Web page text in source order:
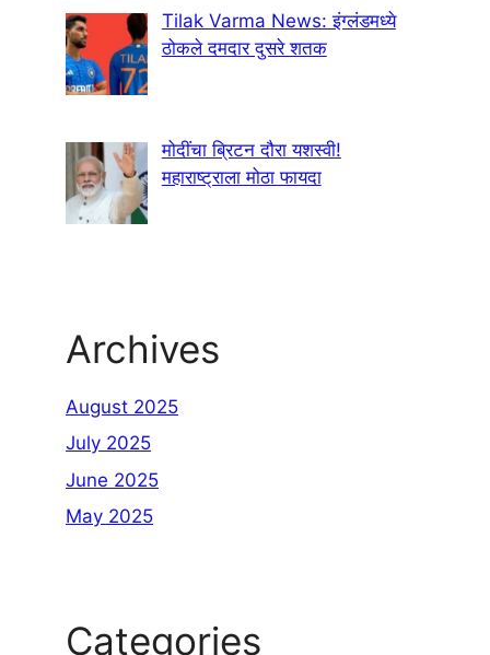
Tilak Varma News: इंग्लंडमध्ये
ठोकले दमदार दुसरे शतक
मोदींचा ब्रिटन दौरा यशस्वी!
महाराष्ट्राला मोठा फायदा
Archives
August 2025
July 2025
June 2025
May 2025
Categories